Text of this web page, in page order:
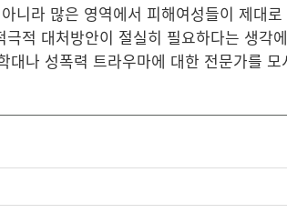
니라 많은 영역에서 피해여성들이 제대
적 대처방안이 절실히 필요하다는 생각
나 성폭력 트라우마에 대한 전문가를